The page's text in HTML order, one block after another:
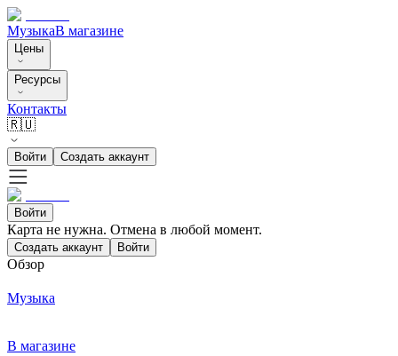
МузыкаВ магазине
Цены
Ресурсы
Контакты
🇷🇺
Войти Создать аккаунт
Войти
Карта не нужна. Отмена в любой момент.
Создать аккаунт Войти
Обзор
Музыка
В магазине